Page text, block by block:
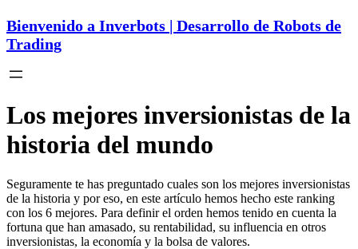
Bienvenido a Inverbots | Desarrollo de Robots de
Trading
Los mejores inversionistas de la
historia del mundo
Seguramente te has preguntado cuales son los mejores inversionistas
de la historia y por eso, en este artículo hemos hecho este ranking
con los 6 mejores. Para definir el orden hemos tenido en cuenta la
fortuna que han amasado, su rentabilidad, su influencia en otros
inversionistas, la economía y la bolsa de valores.